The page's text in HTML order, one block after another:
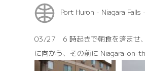
Port Huron - Niagara Falls
03/27 6 時起きで朝食を済ませ、
に向かう、その前に Niagara-on-